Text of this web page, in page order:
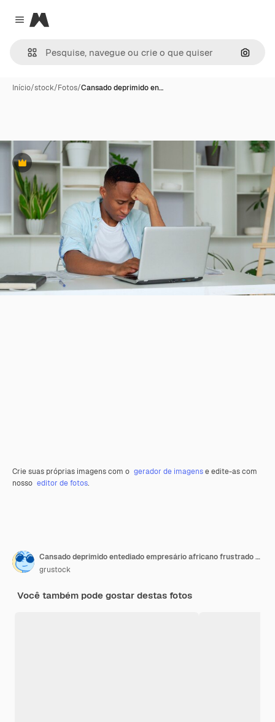
Close menu
Magnific
Início/stock/Fotos/Cansado deprimido en…
Premium
Crie suas próprias imagens com o gerador de imagense edite-as com
nosso editor de fotos.
Cansado deprimido entediado empresário africano frustrado com o fracasso do negócio
grustock
Você também pode gostar destas fotos